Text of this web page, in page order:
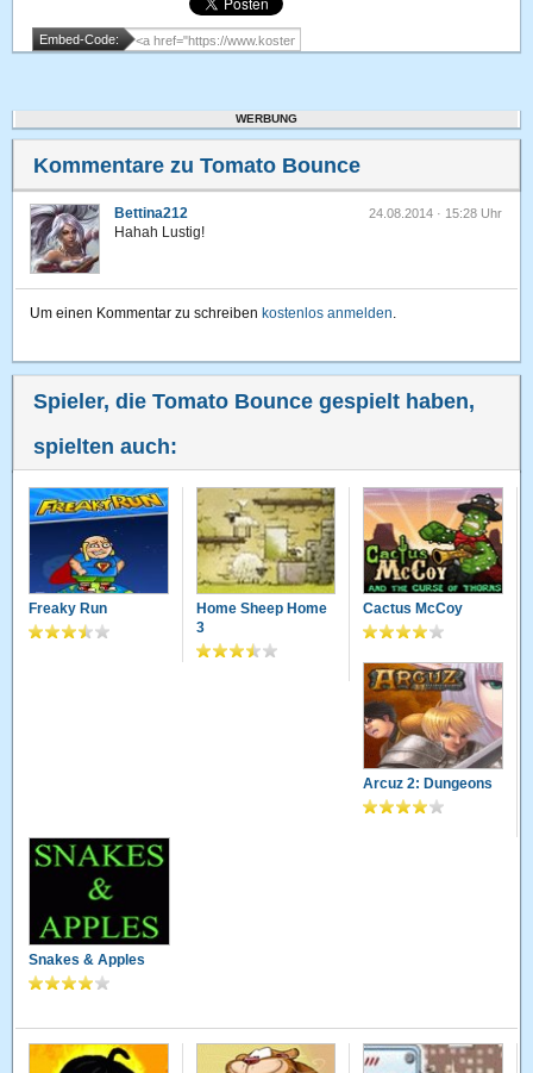
Embed-Code:
WERBUNG
Kommentare zu Tomato Bounce
Bettina212 24.08.2014 · 15:28 Uhr
Hahah Lustig!
Um einen Kommentar zu schreiben kostenlos anmelden.
Spieler, die Tomato Bounce gespielt haben,
spielten auch:
Freaky Run
Home Sheep Home
3
Cactus McCoy
Arcuz 2: Dungeons
Snakes & Apples